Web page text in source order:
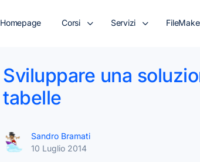
Homepage Corsi Servizi
Sviluppare una
tabelle
Sandro Bramati
10 Luglio 2014